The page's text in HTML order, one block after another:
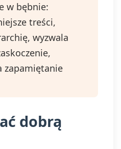
w bębnie:
treści,
wyzwala
zapamiętanie
dobrą